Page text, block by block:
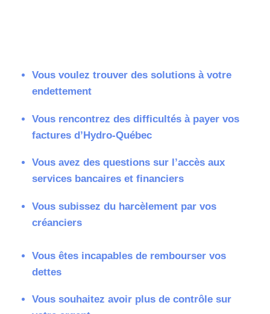
Vous voulez trouver des solutions à votre
endettement
Vous rencontrez des difficultés à payer vos
factures d’Hydro-Québec
Vous avez des questions sur l’accès aux
services bancaires et financiers
Vous subissez du harcèlement par vos
créanciers
Vous êtes incapables de rembourser vos
dettes
Vous souhaitez avoir plus de contrôle sur